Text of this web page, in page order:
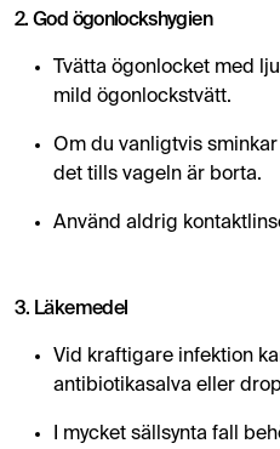
2. God ögonlockshygien
Tvätta ögonlocket med
mild ögonlockstvätt.
Om du vanligtvis
det tills vageln är borta.
Använd aldrig
3. Läkemedel
Vid kraftigare infektion
antibiotikasalva eller
I mycket sällsynta fall